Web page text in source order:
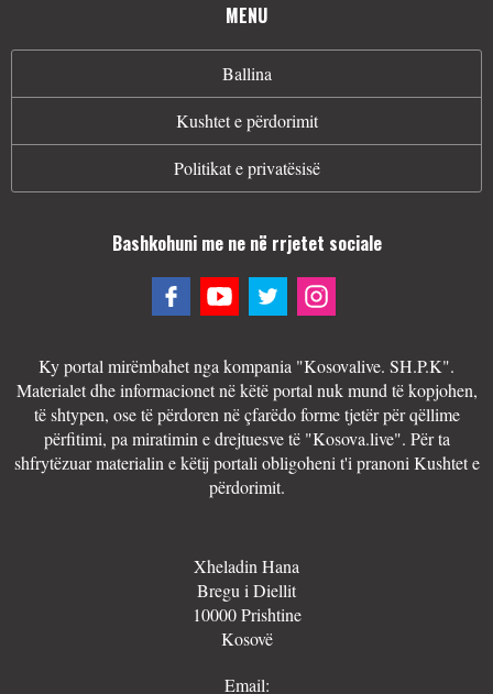
MENU
Ballina
Kushtet e përdorimit
Politikat e privatësisë
Bashkohuni me ne në rrjetet sociale
Ky portal mirëmbahet nga kompania "Kosovalive. SH.P.K".
Materialet dhe informacionet në këtë portal nuk mund të kopjohen,
të shtypen, ose të përdoren në çfarëdo forme tjetër për qëllime
përfitimi, pa miratimin e drejtuesve të "Kosova.live". Për ta
shfrytëzuar materialin e këtij portali obligoheni t'i pranoni Kushtet e
përdorimit.
Xheladin Hana
Bregu i Diellit
10000 Prishtine
Kosovë
Email: